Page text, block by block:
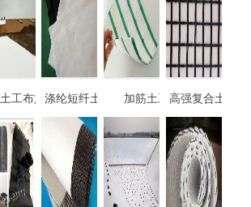
土工布施工涤纶短纤土工布定
制
加筋土工布高强复合土工格